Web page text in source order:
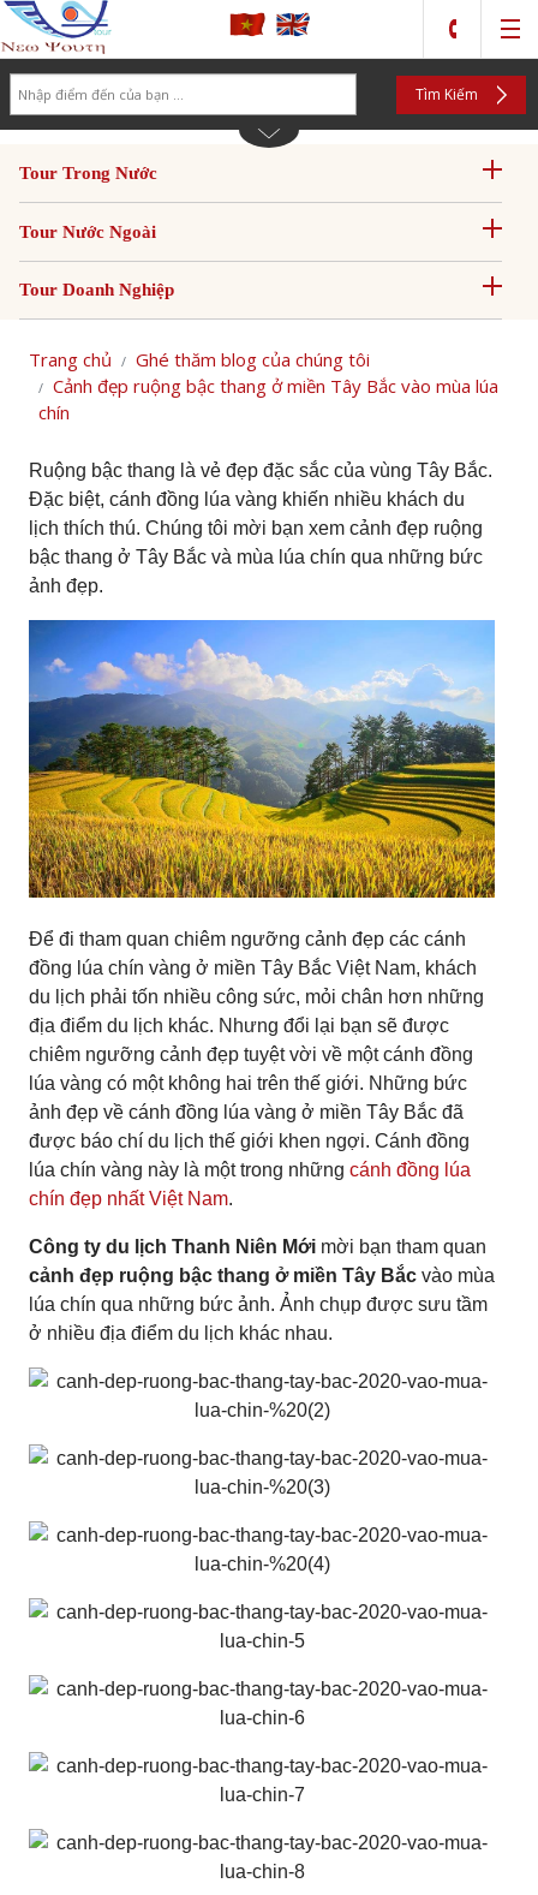
Tìm Kiếm
Tour Trong Nước
Tour Nước Ngoài
Tour Doanh Nghiệp
Trang chủ
Ghé thăm blog của chúng tôi
Cảnh đẹp ruộng bậc thang ở miền Tây Bắc vào mùa lúa
chín
Ruộng bậc thang là vẻ đẹp đặc sắc của vùng Tây Bắc.
Đặc biệt, cánh đồng lúa vàng khiến nhiều khách du
lịch thích thú. Chúng tôi mời bạn xem cảnh đẹp ruộng
bậc thang ở Tây Bắc và mùa lúa chín qua những bức
ảnh đẹp.
Để đi tham quan chiêm ngưỡng cảnh đẹp các cánh
đồng lúa chín vàng ở miền Tây Bắc Việt Nam, khách
du lịch phải tốn nhiều công sức, mỏi chân hơn những
địa điểm du lịch khác. Nhưng đổi lại bạn sẽ được
chiêm ngưỡng cảnh đẹp tuyệt vời về một cánh đồng
lúa vàng có một không hai trên thế giới. Những bức
ảnh đẹp về cánh đồng lúa vàng ở miền Tây Bắc đã
được báo chí du lịch thế giới khen ngợi. Cánh đồng
lúa chín vàng này là một trong những cánh đồng lúa
chín đẹp nhất Việt Nam.
Công ty du lịch Thanh Niên Mới mời bạn tham quan
cảnh đẹp ruộng bậc thang ở miền Tây Bắc vào mùa
lúa chín qua những bức ảnh. Ảnh chụp được sưu tầm
ở nhiều địa điểm du lịch khác nhau.